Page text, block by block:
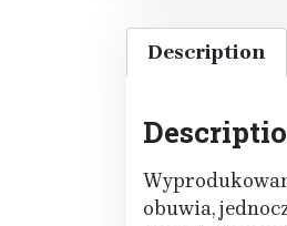
Description
obuwia,